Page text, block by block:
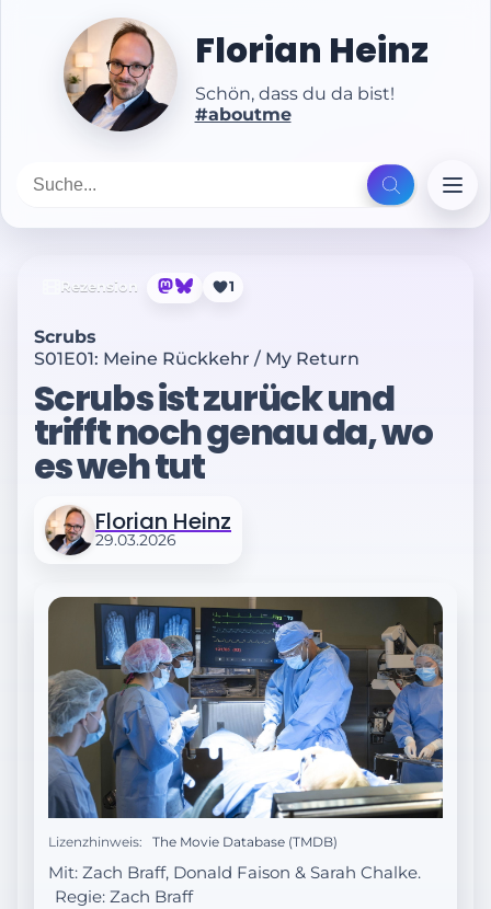
Florian Heinz
Schön, dass du da bist!
#aboutme
Rezension 1
Scrubs
S01E01: Meine Rückkehr / My Return
Scrubs ist zurück und
trifft noch genau da, wo
es weh tut
Florian Heinz
29.03.2026
Lizenzhinweis: The Movie Database (TMDB)
Mit: Zach Braff, Donald Faison & Sarah Chalke.
Regie: Zach Braff